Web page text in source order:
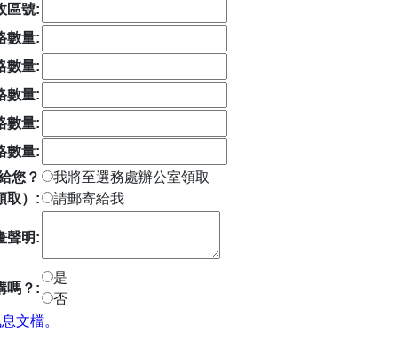
區號:
數量:
數量:
數量:
數量:
數量:
您？
取）:
我將至選務處辦公室領取
請郵寄給我
聲明:
嗎？:
是
否
文檔。